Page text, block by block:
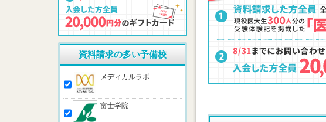
資料請求の多い予備校
メディカルラボ
富士学院